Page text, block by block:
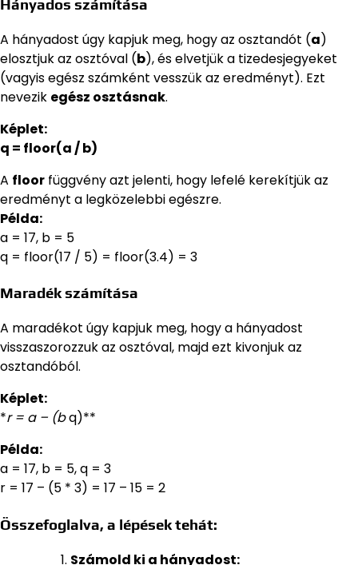
Hányados számítása
A hányadost úgy kapjuk meg, hogy az osztandót (a)
elosztjuk az osztóval (b), és elvetjük a tizedesjegyeket
(vagyis egész számként vesszük az eredményt). Ezt
nevezik egész osztásnak.
Képlet:
q = floor(a / b)
A floor függvény azt jelenti, hogy lefelé kerekítjük az
eredményt a legközelebbi egészre.
Példa:
a = 17, b = 5
q = floor(17 / 5) = floor(3.4) = 3
Maradék számítása
A maradékot úgy kapjuk meg, hogy a hányadost
visszaszorozzuk az osztóval, majd ezt kivonjuk az
osztandóból.
Képlet:
*r = a – (bq)**
Példa:
a = 17, b = 5, q = 3
r = 17 – (5 * 3) = 17 – 15 = 2
Összefoglalva, a lépések tehát:
Számold ki a hányadost: